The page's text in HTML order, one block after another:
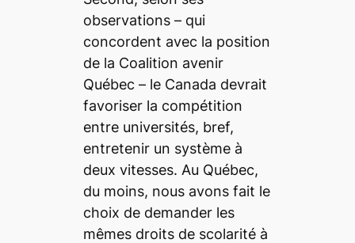
observations – qui
concordent avec la position
de la Coalition avenir
Québec – le Canada devrait
favoriser la compétition
entre universités, bref,
entretenir un système à
deux vitesses. Au Québec,
du moins, nous avons fait le
choix de demander les
mêmes droits de scolarité à